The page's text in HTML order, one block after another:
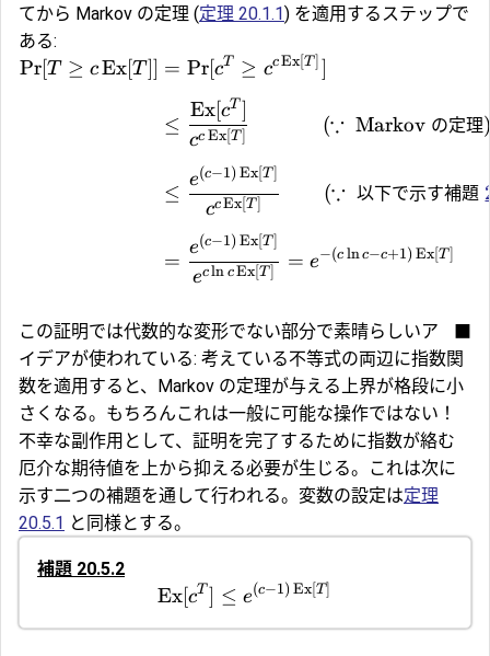
てから Markov の定理 (定理 20.1.1) を適用するステップで
ある:
Pr[T ≥ cEx[T]] = Pr[cT ≥ cc Ex[T ]
≤
cc Ex[ T]
Ex[cT ]
(∵ Markov の定理
≤
cc Ex[T
e(c−1) Ex[ T]
(∵ 以下で示す補題
=
ec ln c Ex[T
e(c−1) Ex[ T ]
= e−(c ln c−c+1) Ex[T]
■
この証明では代数的な変形でない部分で素晴らしいア
イデアが使われている: 考えている不等式の両辺に指数関
数を適用すると、Markov の定理が与える上界が格段に小
さくなる。もちろんこれは一般に可能な操作ではない！
不幸な副作用として、証明を完了するために指数が絡む
厄介な期待値を上から抑える必要が生じる。これは次に
示す二つの補題を通して行われる。変数の設定は定理
20.5.1 と同様とする。
補題 20.5.2
Ex[cT ] ≤ e(c−1) Ex[ T ]